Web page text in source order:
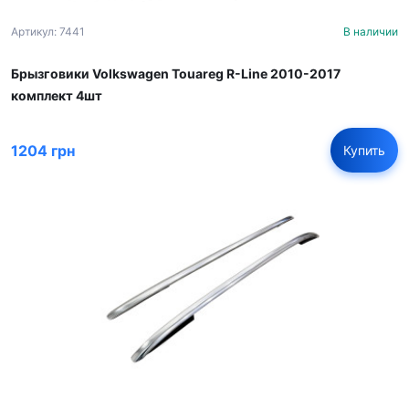
Артикул: 7441 В наличии
Брызговики Volkswagen Touareg R-Line 2010-2017
комплект 4шт
1204 грн Купить